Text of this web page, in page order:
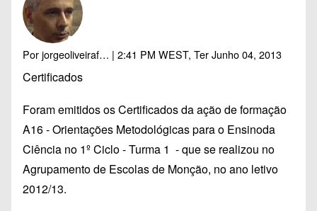
Porjorgeoliveiraf… | 2:41 PM WEST, Ter Junho 04, 2013
Certificados
Foram emitidos os Certificados da ação de formação
A16 - Orientações Metodológicas para o Ensinoda
Ciência no 1º Ciclo - Turma 1 - que se realizou no
Agrupamento de Escolas de Monção, no ano letivo
2012/13.